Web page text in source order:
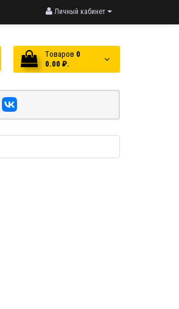
Личный кабинет
Tоваров 0
0.00 ₽.